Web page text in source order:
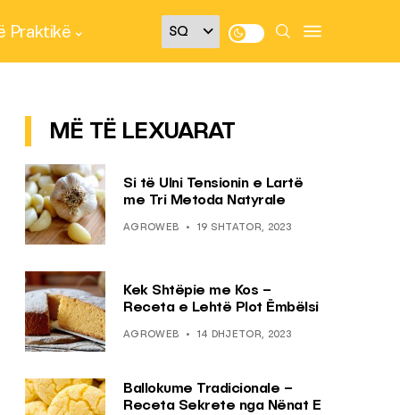
Praktikë
MË TË LEXUARAT
Si të Ulni Tensionin e Lartë
me Tri Metoda Natyrale
AGROWEB 19 SHTATOR, 2023
Kek Shtëpie me Kos –
Receta e Lehtë Plot Ëmbëlsi
AGROWEB 14 DHJETOR, 2023
Ballokume Tradicionale –
Receta Sekrete nga Nënat E